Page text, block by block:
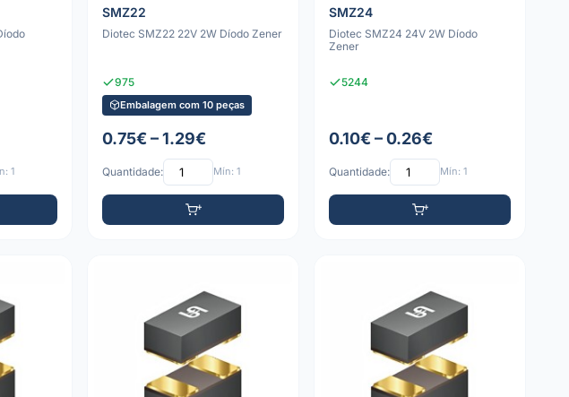
1
SMZ22
Diotec SMZ22 22V 2W Díodo Zener
975
Embalagem com 10 peças
0.75€ – 1.29€
Quantidade: Mín: 1
SMZ24
Diotec SMZ24 24V 2W Díodo
Zener
5244
0.10€ – 0.26€
Quantidade: Mín: 1